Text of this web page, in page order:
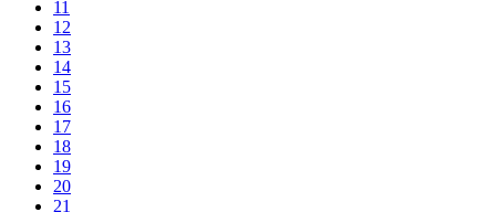
11
12
13
14
15
16
17
18
19
20
21